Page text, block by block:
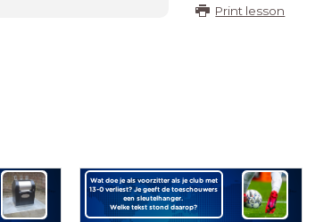
Print lesson
Wat doe je als voorzitter als je club met
13-0 verliest? Je geeft de toeschouwers
een sleutelhanger.
Welke tekst stond daarop?